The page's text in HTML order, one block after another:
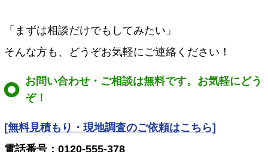
「まずは相談だけでもしてみたい」
そんな方も、どうぞお気軽にご連絡ください！
お問い合わせ・ご相談は無料です。お気軽にどう
ぞ！
[無料見積もり・現地調査のご依頼はこちら]
電話番号：0120-555-378